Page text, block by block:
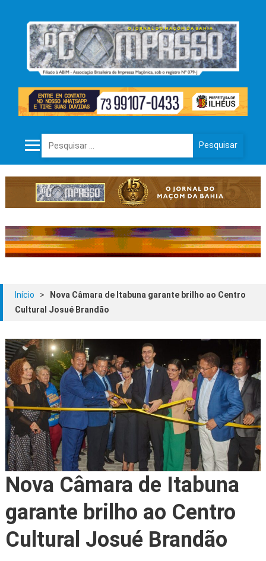
Pesquisar por:
Início >
Nova Câmara de Itabuna garante brilho ao Centro
Cultural Josué Brandão
Nova Câmara de Itabuna
garante brilho ao Centro
Cultural Josué Brandão